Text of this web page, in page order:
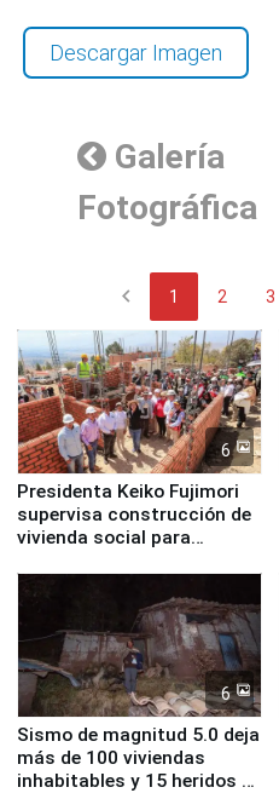
Descargar Imagen
Galería
Fotográfica
chevron_left 1 2 3
6
Presidenta Keiko Fujimori
supervisa construcción de
vivienda social para
6
Sismo de magnitud 5.0 deja
más de 100 viviendas
inhabitables y 15 heridos en